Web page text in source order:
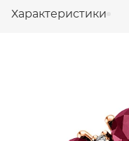
Характеристики